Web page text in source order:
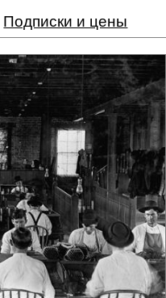
Подписки и цены